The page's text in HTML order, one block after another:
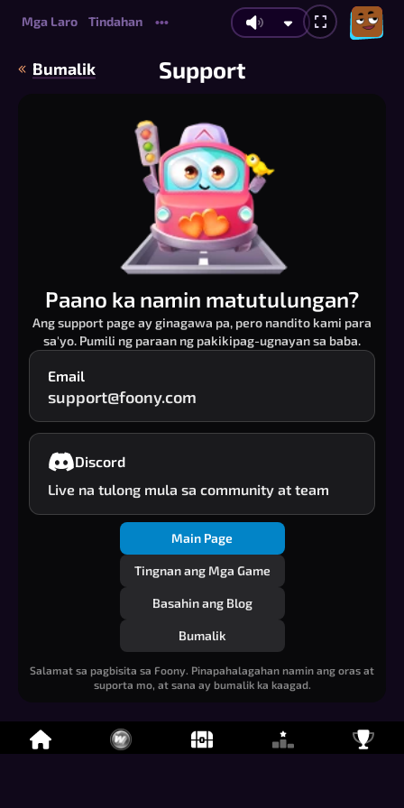
Mga Laro Tindahan •••
Bumalik Support
Paano ka namin matutulungan?
Ang support page ay ginagawa pa, pero nandito kami para
sa'yo. Pumili ng paraan ng pakikipag-ugnayan sa baba.
Email
support@foony.com
Discord
Live na tulong mula sa community at team
Main Page
Tingnan ang Mga Game
Basahin ang Blog
Bumalik
Salamat sa pagbisita sa Foony. Pinapahalagahan namin ang oras at
suporta mo, at sana ay bumalik ka kaagad.